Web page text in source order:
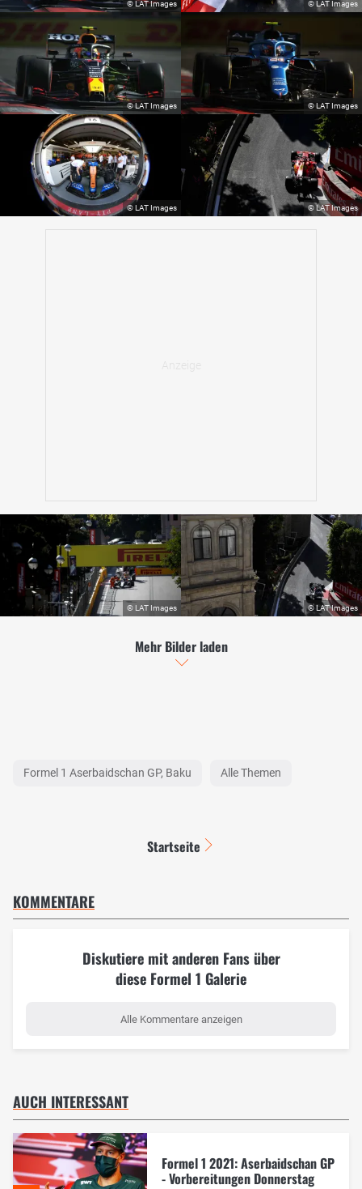
Mehr Bilder laden
Formel 1 Aserbaidschan GP, Baku Alle Themen
Startseite
KOMMENTARE
Diskutiere mit anderen Fans über
diese Formel 1 Galerie
Alle Kommentare anzeigen
AUCH INTERESSANT
Formel 1 2021: Aserbaidschan GP
- Vorbereitungen Donnerstag